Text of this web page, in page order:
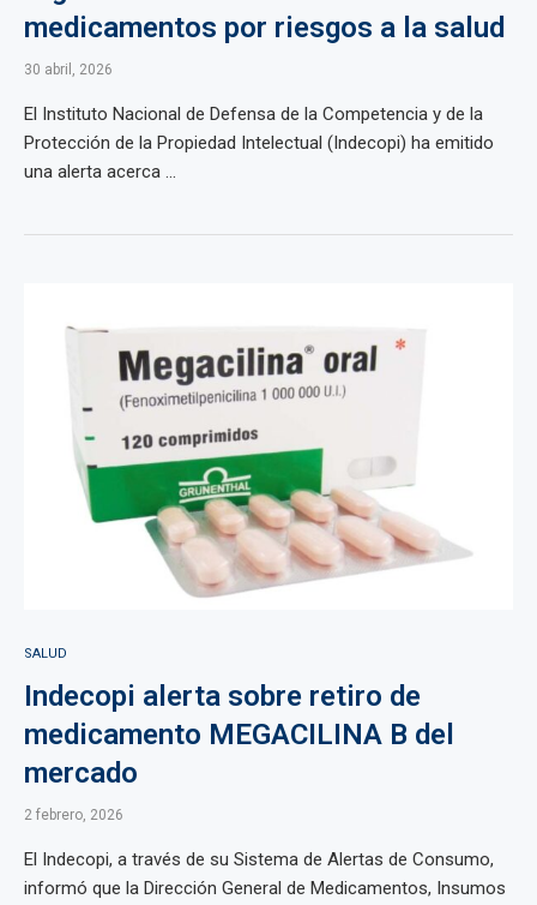
medicamentos por riesgos a la salud
30 abril, 2026
El Instituto Nacional de Defensa de la Competencia y de la
Protección de la Propiedad Intelectual (Indecopi) ha emitido
una alerta acerca ...
SALUD
Indecopi alerta sobre retiro de
medicamento MEGACILINA B del
mercado
2 febrero, 2026
El Indecopi, a través de su Sistema de Alertas de Consumo,
informó que la Dirección General de Medicamentos, Insumos